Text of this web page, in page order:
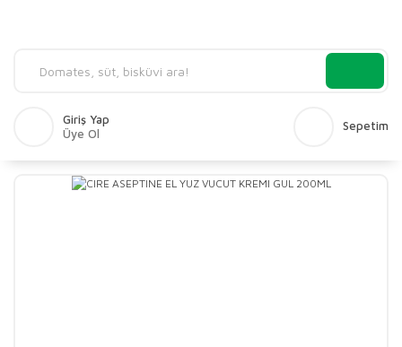
Giriş Yap
Üye Ol
Sepetim